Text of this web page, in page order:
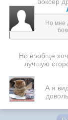
Но мне
Но вообще
лучшую
А я